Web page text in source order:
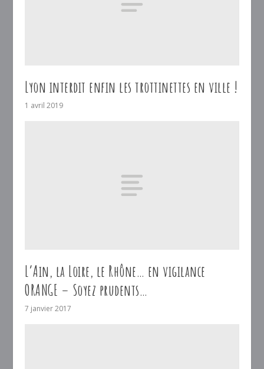
Lyon interdit enfin les trottinettes en ville !
1 avril 2019
L’Ain, la Loire, le Rhône… en vigilance
ORANGE – Soyez prudents…
7 janvier 2017